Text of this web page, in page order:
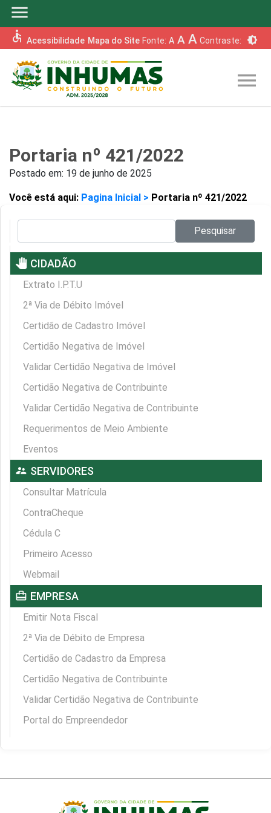
menu
accessible Acessibilidade Mapa do Site Fonte: A A A Contraste: brightness_6
menu
Portaria nº 421/2022
Postado em: 19 de junho de 2025
Você está aqui: Pagina Inicial > Portaria nº 421/2022
Pesquisar
pan_tool CIDADÃO
Extrato I.P.T.U
2ª Via de Débito Imóvel
Certidão de Cadastro Imóvel
Certidão Negativa de Imóvel
Validar Certidão Negativa de Imóvel
Certidão Negativa de Contribuinte
Validar Certidão Negativa de Contribuinte
Requerimentos de Meio Ambiente
Eventos
supervisor_account SERVIDORES
Consultar Matrícula
ContraCheque
Cédula C
Primeiro Acesso
Webmail
card_travel EMPRESA
Emitir Nota Fiscal
2ª Via de Débito de Empresa
Certidão de Cadastro da Empresa
Certidão Negativa de Contribuinte
Validar Certidão Negativa de Contribuinte
Portal do Empreendedor